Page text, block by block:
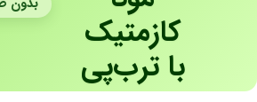
کازمتیک
با ترب‌پی